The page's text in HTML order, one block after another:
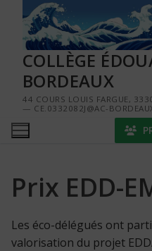
contenu
COLLÈGE
BORDEAUX
44 COURS LOUIS FARGUE,
— CE.0332082J@AC-
Prix EDD-
Les éco-délégués ont
valorisation du projet